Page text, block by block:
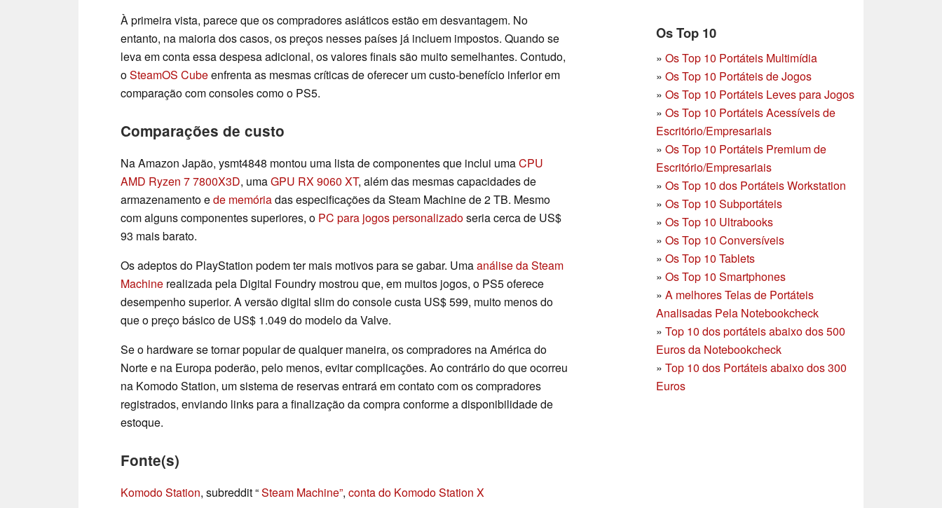
Os Top 10
» Os Top 10 Portáteis Multimídia
» Os Top 10 Portáteis de Jogos
» Os Top 10 Portáteis Leves para Jogos
» Os Top 10 Portáteis Acessíveis de
Escritório/Empresariais
» Os Top 10 Portáteis Premium de
Escritório/Empresariais
» Os Top 10 dos Portáteis Workstation
» Os Top 10 Subportáteis
» Os Top 10 Ultrabooks
» Os Top 10 Conversíveis
» Os Top 10 Tablets
» Os Top 10 Smartphones
» A melhores Telas de Portáteis
Analisadas Pela Notebookcheck
» Top 10 dos portáteis abaixo dos 500
Euros da Notebookcheck
» Top 10 dos Portáteis abaixo dos 300
Euros
À primeira vista, parece que os compradores asiáticos estão em desvantagem. No
entanto, na maioria dos casos, os preços nesses países já incluem impostos. Quando se
leva em conta essa despesa adicional, os valores finais são muito semelhantes. Contudo,
oSteamOS Cubeenfrenta as mesmas críticas de oferecer um custo-benefício inferior em
comparação com consoles como o PS5.
Comparações de custo
Na Amazon Japão, ysmt4848 montou uma lista de componentes que inclui umaCPU
AMD Ryzen 7 7800X3D, umaGPU RX 9060 XT, além das mesmas capacidades de
armazenamento ede memóriadas especificações da Steam Machine de 2 TB. Mesmo
com alguns componentes superiores, o PC para jogos personalizadoseria cerca de US$
93 mais barato.
Os adeptos do PlayStation podem ter mais motivos para se gabar. Umaanálise da Steam
Machine realizada pela Digital Foundry mostrou que, em muitos jogos, o PS5 oferece
desempenho superior. A versão digital slim do console custa US$ 599, muito menos do
que o preço básico de US$ 1.049 do modelo da Valve.
Se o hardware se tornar popular de qualquer maneira, os compradores na América do
Norte e na Europa poderão, pelo menos, evitar complicações. Ao contrário do que ocorreu
na Komodo Station, um sistema de reservas entrará em contato com os compradores
registrados, enviando links para a finalização da compra conforme a disponibilidade de
estoque.
Fonte(s)
Komodo Station, subreddit “Steam Machine”, conta do Komodo Station X